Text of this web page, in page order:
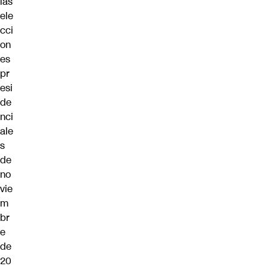
ele
cci
on
es
pr
esi
de
nci
ale
s
de
no
vie
m
br
e
de
20